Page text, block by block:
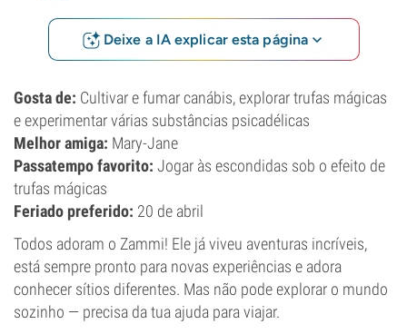
Deixe a IA explicar esta página
Gosta de: Cultivar e fumar canábis, explorar trufas mágicas
e experimentar várias substâncias psicadélicas
Melhor amiga: Mary-Jane
Passatempo favorito: Jogar às escondidas sob o efeito de
trufas mágicas
Feriado preferido: 20 de abril
Todos adoram o Zammi! Ele já viveu aventuras incríveis,
está sempre pronto para novas experiências e adora
conhecer sítios diferentes. Mas não pode explorar o mundo
sozinho — precisa da tua ajuda para viajar.